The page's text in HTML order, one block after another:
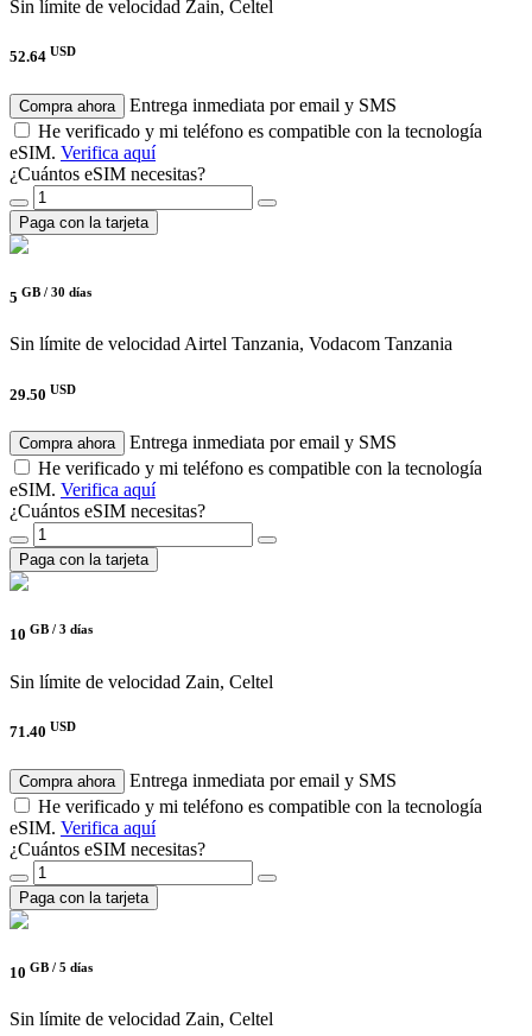
Sin límite de velocidad Zain, Celtel
52.64 USD
Compra ahora
Entrega inmediata por email y SMS
He verificado y mi teléfono es compatible con la tecnología
eSIM. Verifica aquí
¿Cuántos eSIM necesitas?
Paga con la tarjeta
5 GB / 30 días
Sin límite de velocidad Airtel Tanzania, Vodacom Tanzania
29.50 USD
Compra ahora
Entrega inmediata por email y SMS
He verificado y mi teléfono es compatible con la tecnología
eSIM. Verifica aquí
¿Cuántos eSIM necesitas?
Paga con la tarjeta
10 GB / 3 días
Sin límite de velocidad Zain, Celtel
71.40 USD
Compra ahora
Entrega inmediata por email y SMS
He verificado y mi teléfono es compatible con la tecnología
eSIM. Verifica aquí
¿Cuántos eSIM necesitas?
Paga con la tarjeta
10 GB / 5 días
Sin límite de velocidad Zain, Celtel